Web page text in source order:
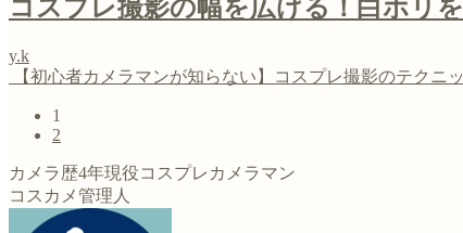
コスプレ撮影の幅を広げる！白ホリ
y.k
【初心者カメラマンが知らない】コスプレ撮影のテクニ
1
2
カメラ歴4年現役コスプレカメラマン
コスカメ管理人